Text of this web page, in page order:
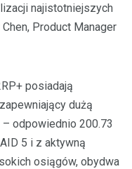
najistotniejszych
Product Manager
posiadają
dużą
odpowiednio 200.73
5 i z aktywną
osiągów, obydwa